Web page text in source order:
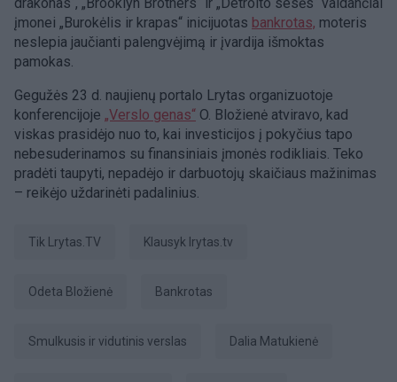
įmonei „Burokėlis ir krapas“ inicijuotas bankrotas, moteris
neslepia jaučianti palengvėjimą ir įvardija išmoktas
pamokas.
Gegužės 23 d. naujienų portalo Lrytas organizuotoje
konferencijoje „Verslo genas“ O. Bložienė atviravo, kad
viskas prasidėjo nuo to, kai investicijos į pokyčius tapo
nebesuderinamos su finansiniais įmonės rodikliais. Teko
pradėti taupyti, nepadėjo ir darbuotojų skaičiaus mažinimas
– reikėjo uždarinėti padalinius.
tik Lrytas.TV Klausyk lrytas.tv
Odeta Bložienė Bankrotas
smulkusis ir vidutinis verslas Dalia Matukienė